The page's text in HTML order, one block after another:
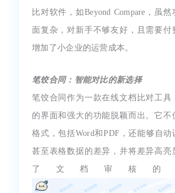
比对软件，如Beyond Compare，虽
面复杂，对新手不够友好，且需要付
增加了小企业的运营成本。
笔饺合同：智能对比的新选择
笔饺合同作为一款在线文档比对工具
的界面和强大的功能脱颖而出。它不
格式，包括Word和PDF，还能够自
甚至表格数据的差异，并将差异高亮
了文档审核的